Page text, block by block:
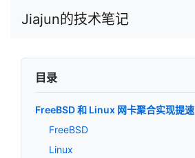
Jiajun的技术笔记
目录
FreeBSD 和 Linux 网卡聚合实现提速
FreeBSD
Linux